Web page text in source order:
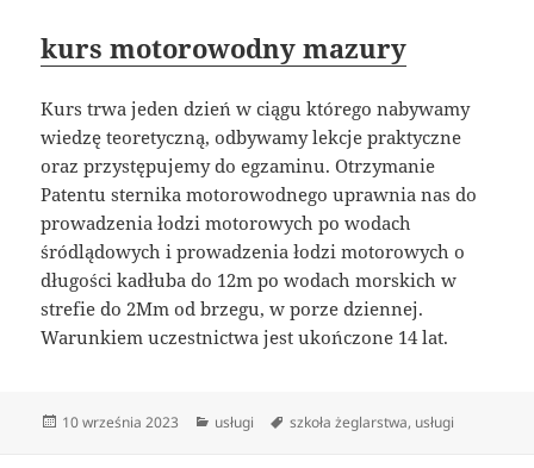
kurs motorowodny mazury
Kurs trwa jeden dzień w ciągu którego nabywamy
wiedzę teoretyczną, odbywamy lekcje praktyczne
oraz przystępujemy do egzaminu. Otrzymanie
Patentu sternika motorowodnego uprawnia nas do
prowadzenia łodzi motorowych po wodach
śródlądowych i prowadzenia łodzi motorowych o
długości kadłuba do 12m po wodach morskich w
strefie do 2Mm od brzegu, w porze dziennej.
Warunkiem uczestnictwa jest ukończone 14 lat.
Data
10 września 2023 Kategorie
usługi Tagi
szkoła żeglarstwa, usługi